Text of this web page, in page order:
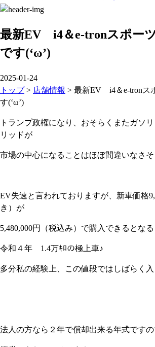
最新EV i4＆e-tronスポー
です(‘ω’)
2025-01-24
トップ> 店舗情報 > 最新EV i4＆e-tronス
す(‘ω’)
トランプ政権になり、おそらくまたガソ
リッドが
市場の中心になることはほぼ間違いなさ
EV失速と言われておりますが、新車価格
き）が
5,480,000円（税込み）で購入できるとな
令和４年 1.4万ｷﾛの極上車♪
多分私の経験上、この値段ではしばらく入
法人の方なら２年で償却出来る年式です